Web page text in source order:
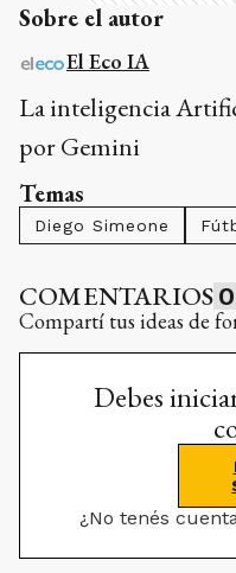
Sobre el autor
El Eco IA
La inteligencia
por Gemini
Temas
Diego Simeone
COMENTARIOS 0
Compartí tus ideas de
Debes
¿No tenés